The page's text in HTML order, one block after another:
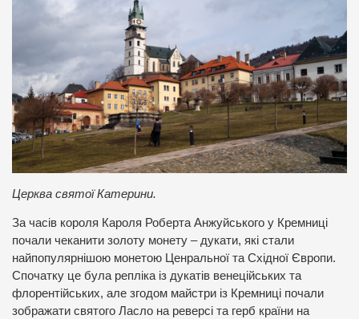
Церква святої Катерини.
За часів короля Кароля Роберта Анжуйського у Кремниці
почали чеканити золоту монету – дукати, які стали
найпопулярнішою монетою Ценральної та Східної Європи.
Спочатку це була репліка із дукатів венеційських та
флорентійських, але згодом майстри із Кремниці почали
зображати святого Ласло на реверсі та герб країни на